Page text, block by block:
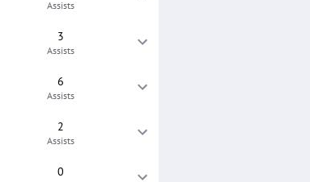
Assists
3
Assists
6
Assists
2
Assists
0